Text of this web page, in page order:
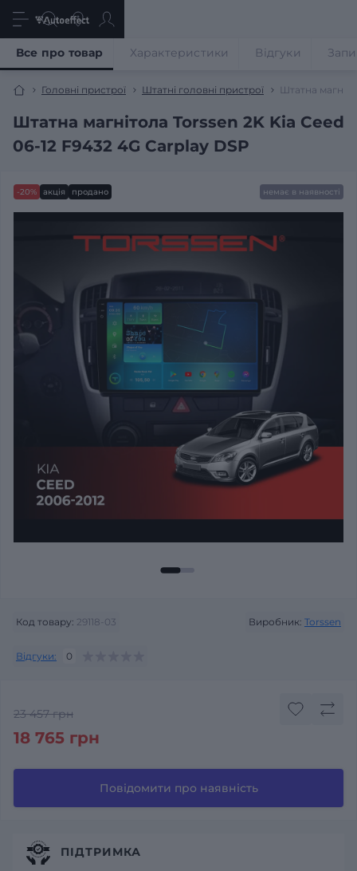
Головні пристрої Штатні головні пристрої Штатна
Штатна магнітола Torssen 2K Kia Ceed
06-12 F9432 4G Carplay DSP
Все про товар Характеристики Відгуки
-20% акція продано немає в наявності
Код товару: 29118-03 Виробник: Torssen
Відгуки: 0
23 457 грн
18 765 грн
Повідомити про наявність
ПІДТРИМКА